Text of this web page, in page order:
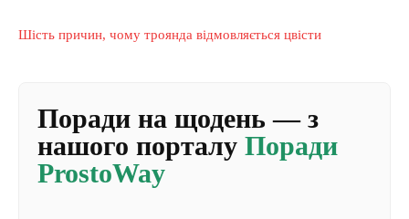
Шість причин, чому троянда відмовляється цвісти
Поради на щодень — з
нашого порталу Поради
ProstoWay